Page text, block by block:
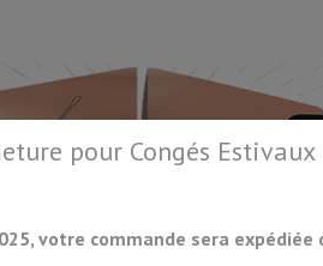
pour Congés Estivaux
votre commande sera